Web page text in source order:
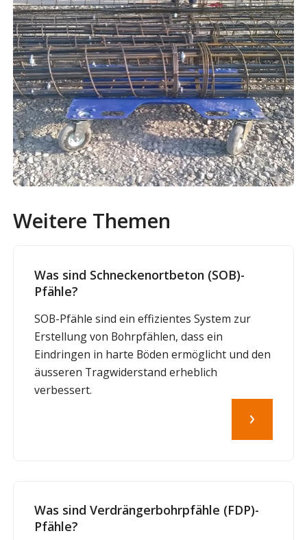
Weitere Themen
Was sind Schneckenortbeton (SOB)-
Pfähle?
SOB-Pfähle sind ein effizientes System zur
Erstellung von Bohrpfählen, dass ein
Eindringen in harte Böden ermöglicht und den
äusseren Tragwiderstand erheblich
verbessert.
Was sind Verdrängerbohrpfähle (FDP)-
Pfähle?